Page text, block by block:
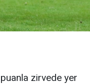
zirvede yer